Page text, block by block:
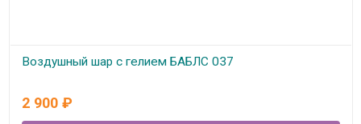
Воздушный шар с гелием БАБЛС 037
2 900 ₽